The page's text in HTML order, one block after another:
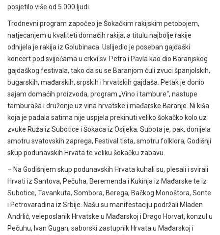
posjetilo više od 5.000 ljudi.
Trodnevni program započeo je Šokačkim rakijskim petobojem,
natjecanjem u kvaliteti domaćih rakija, a titulu najbolje rakije
odnijela je rakija iz Golubinaca. Uslijedio je poseban gajdaški
koncert pod svijećama u crkvi sv. Petra i Pavla kao dio Baranjskog
gajdaškog festivala, tako da su se Baranjom čuli zvuci španjolskih,
bugarskih, mađarskih, srpskih i hrvatskih gajdaša. Petak je donio
sajam domaćih proizvoda, program „Vino i tambure“, nastupe
tamburaša i druženje uz vina hrvatske i mađarske Baranje. Ni kiša
koja je padala satima nije uspjela prekinuti veliko šokačko kolo uz
zvuke Ruža iz Subotice i Šokaca iz Osijeka. Subota je, pak, donijela
smotru svatovskih zaprega, Festival tista, smotru folklora, Godišnji
skup podunavskih Hrvata te veliku šokačku zabavu.
– Na Godišnjem skup podunavskih Hrvata kuhali su, plesali i svirali
Hrvati iz Santova, Pečuha, Beremenda i Kukinja iz Mađarske te iz
Subotice, Tavankuta, Sombora, Berega, Bačkog Monoštora, Sonte
i Petrovaradina iz Srbije. Našu su manifestaciju podržali Mladen
Andrlić, veleposlanik Hrvatske u Mađarskoj i Drago Horvat, konzul u
Pečuhu, Ivan Gugan, saborski zastupnik Hrvata u Mađarskoj i